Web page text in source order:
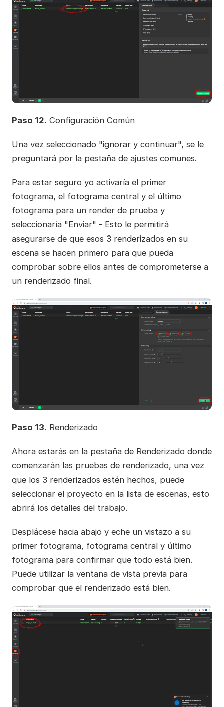
Paso 12. Configuración Común
Una vez seleccionado "ignorar y continuar", se le
preguntará por la pestaña de ajustes comunes.
Para estar seguro yo activaría el primer
fotograma, el fotograma central y el último
fotograma para un render de prueba y
seleccionaría "Enviar" - Esto le permitirá
asegurarse de que esos 3 renderizados en su
escena se hacen primero para que pueda
comprobar sobre ellos antes de comprometerse a
un renderizado final.
Paso 13. Renderizado
Ahora estarás en la pestaña de Renderizado donde
comenzarán las pruebas de renderizado, una vez
que los 3 renderizados estén hechos, puede
seleccionar el proyecto en la lista de escenas, esto
abrirá los detalles del trabajo.
Desplácese hacia abajo y eche un vistazo a su
primer fotograma, fotograma central y último
fotograma para confirmar que todo está bien.
Puede utilizar la ventana de vista previa para
comprobar que el renderizado está bien.